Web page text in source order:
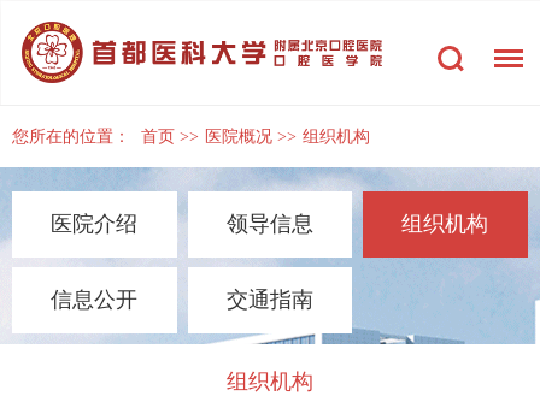
您所在的位置： 首页 >> 医院概况 >> 组织机构
医院介绍 领导信息 组织机构
信息公开 交通指南
组织机构